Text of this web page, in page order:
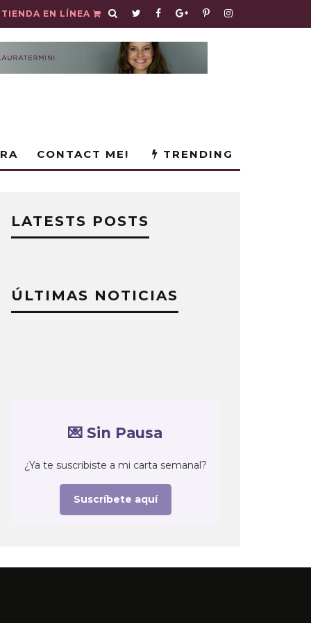
TIENDA EN LÍNEA
CONTACT ME! TRENDING
LATESTS POSTS
ÚLTIMAS NOTICIAS
💌 Sin Pausa
¿Ya te suscribiste a mi carta semanal?
Suscríbete aquí